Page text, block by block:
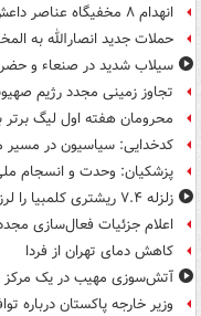
انهدام ۸ مخفیگاه عناصر داعش در استان کرکوک عراق
حملات جدید انصارالله به
سیلاب شدید در صنعاء و
تجاوز زمینی مجدد رژیم
محرومان هفته اول لیگ
کدخدایی: سیاسیون در مسیر
پزشکیان: وحدت و انسجام
زلزله ۷.۴ ریشتری کلمبیا را لرزاند
اعلام جزئیات فعال‌سازی
کاهش دمای تهران از فردا
آتش‌سوزی مهیب در یک مرکز
وزیر خارجه پاکستان درباره